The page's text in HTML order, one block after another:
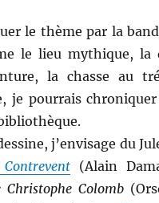
le thème par la
le lieu mythique, la
la chasse au
je pourrais
j’envisage du
(Alain
Christophe Colomb